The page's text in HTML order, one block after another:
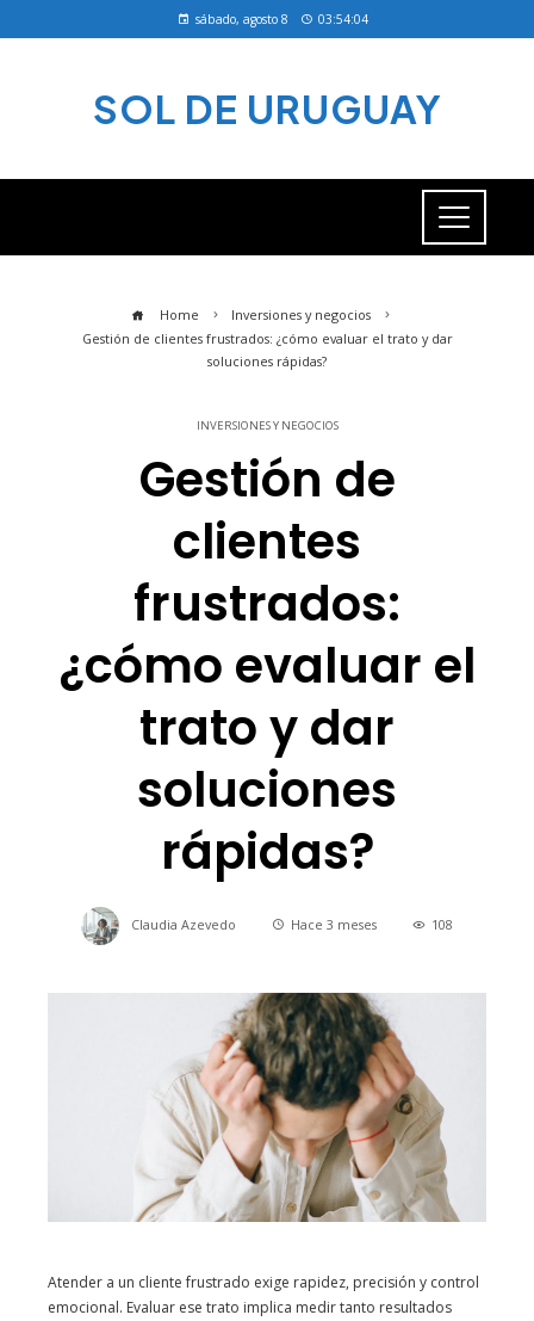
sábado, agosto 8 03:54:05
SOL DE URUGUAY
Home
Inversiones y negocios
Gestión de clientes frustrados: ¿cómo evaluar el trato y dar
soluciones rápidas?
INVERSIONES Y NEGOCIOS
Gestión de
clientes
frustrados:
¿cómo evaluar el
trato y dar
soluciones
rápidas?
Claudia Azevedo Hace 3 meses 108
Atender a un cliente frustrado exige rapidez, precisión y control
emocional. Evaluar ese trato implica medir tanto resultados